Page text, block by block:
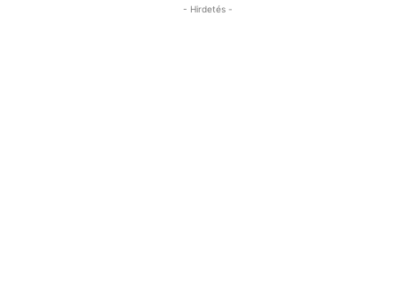
- Hirdetés -